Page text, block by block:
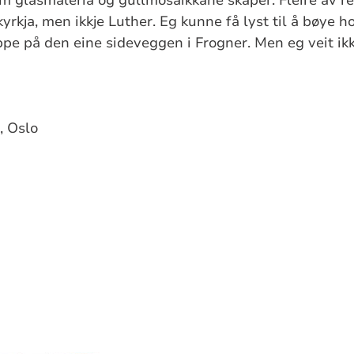
men ikkje Luther. Eg kunne få lyst til å bøye
på den eine sideveggen i Frogner. Men eg veit
Oslo